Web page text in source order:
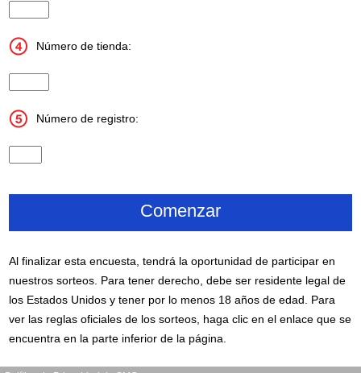
Número de tienda:
Número de registro:
Al finalizar esta encuesta, tendrá la oportunidad de participar en
nuestros sorteos. Para tener derecho, debe ser residente legal de
los Estados Unidos y tener por lo menos 18 años de edad. Para
ver las reglas oficiales de los sorteos, haga clic en el enlace que se
encuentra en la parte inferior de la página.